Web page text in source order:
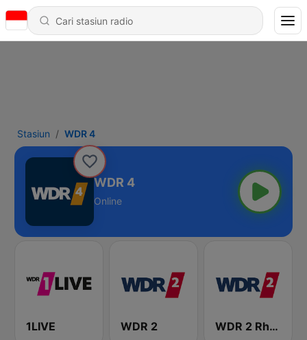
Stasiun WDR 4
WDR 4
Online
1LIVE WDR 2 WDR 2 Rhein und Ruhr